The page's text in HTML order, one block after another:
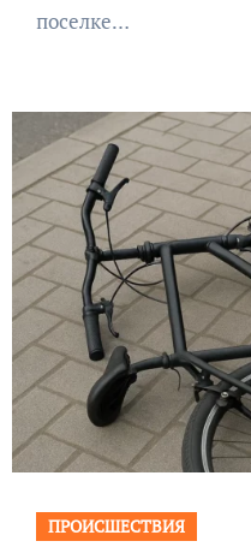
поселке…
ПРОИСШЕСТВИЯ